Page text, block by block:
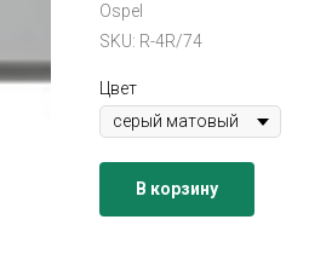
Ospel
SKU: R-4R/74
Цвет
В корзину